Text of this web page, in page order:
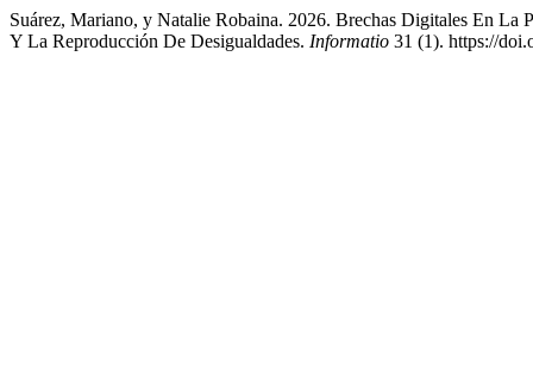
Suárez, Mariano, y Natalie Robaina. 2026. Brechas Digitales En
Y La Reproducción De Desigualdades. Informatio 31 (1). https://